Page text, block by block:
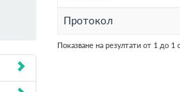
Протокол
Показване на резултати от 1 до 1